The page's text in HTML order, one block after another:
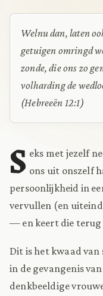
Welnu dan, laten
getuigen omringd
zonde, die ons zo
volharding de
(Hebreeën 12:1)
S eks met jezelf
ons uit onszelf
persoonlijkheid in
vervullen (en
— en keert die terug
Dit is het kwaad
in de gevangenis
denkbeeldige